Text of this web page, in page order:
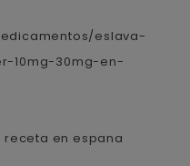
eslava-
10mg-30mg-en-
receta en espana